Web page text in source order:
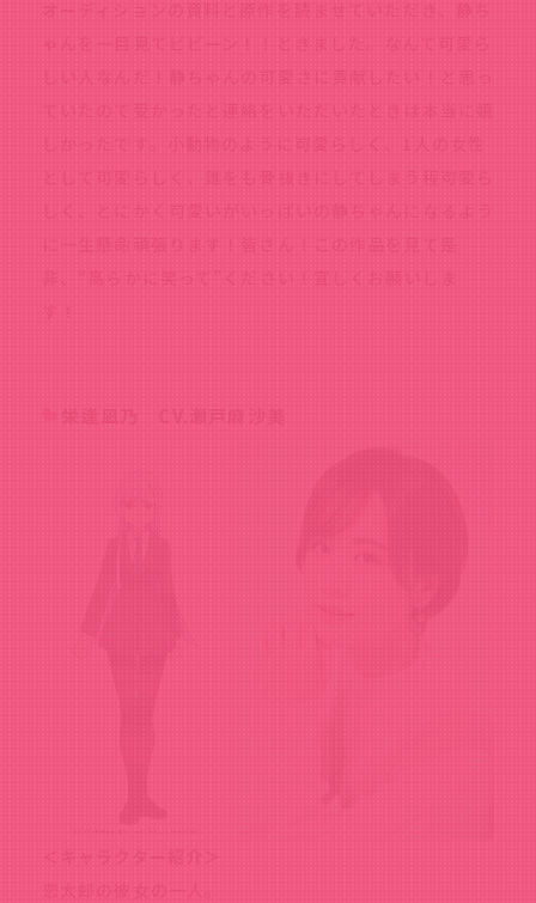
オーディションの資料と原作を読ませていただき、静ち
ゃんを一目見てビビーン！！ときました。なんて可愛ら
しい人なんだ！静ちゃんの可愛さに貢献したい！と思っ
ていたので受かったと連絡をいただいたときは本当に嬉
しかったです。小動物のように可愛らしく、1人の女性
として可愛らしく、誰をも骨抜きにしてしまう程可愛ら
しく、とにかく可愛いがいっぱいの静ちゃんになるよう
に一生懸命頑張ります！皆さん！この作品を見て是
非、“高らかに笑って”ください！宜しくお願いしま
す！
栄逢凪乃 CV.瀬戸麻沙美
＜キャラクター紹介＞
恋太郎の彼女の一人。